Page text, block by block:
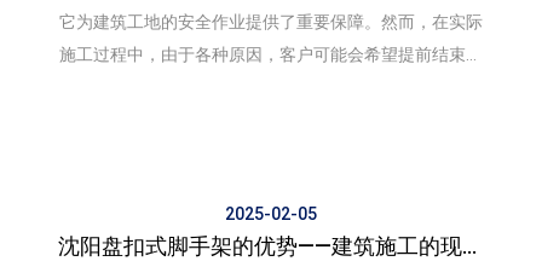
它为建筑工地的安全作业提供了重要保障。然而，在实际
施工过程中，由于各种原因，客户可能会希望提前结束脚
2025-02-05
沈阳盘扣式脚手架的优势——建筑施工的现代